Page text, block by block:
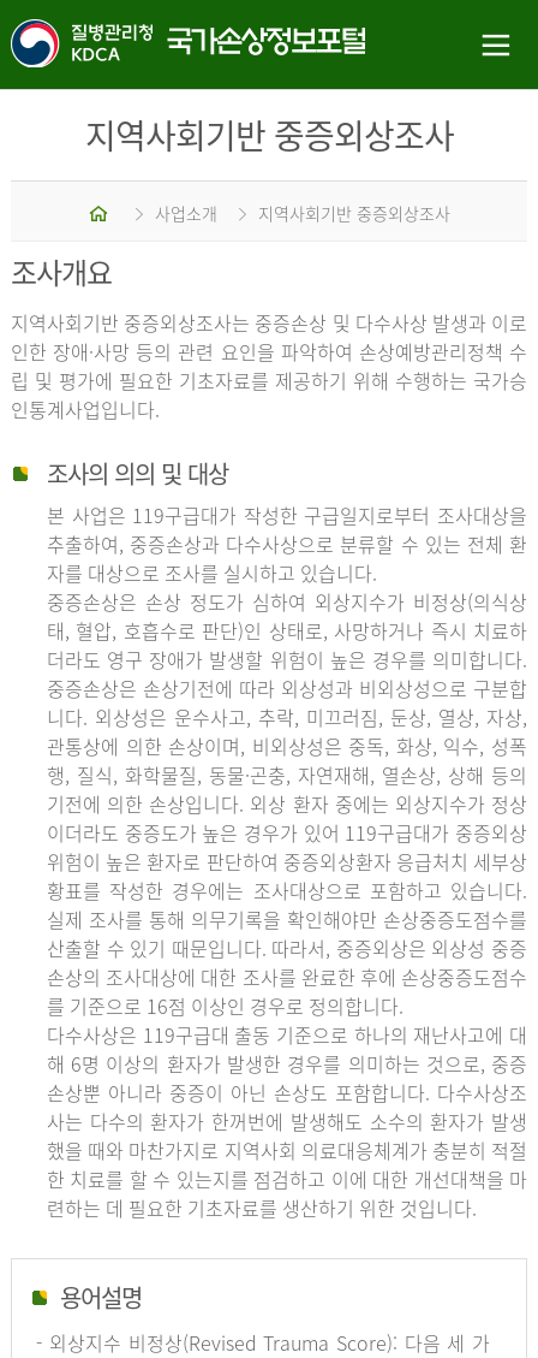
지역사회기반 중증외상조사
홈 사업소개 지역사회기반 중증외상조사
조사개요
지역사회기반 중증외상조사는 중증손상 및 다수사상 발생과 이로
인한 장애·사망 등의 관련 요인을 파악하여 손상예방관리정책 수
립 및 평가에 필요한 기초자료를 제공하기 위해 수행하는 국가승
인통계사업입니다.
조사의 의의 및 대상
본 사업은 119구급대가 작성한 구급일지로부터 조사대상을
추출하여, 중증손상과 다수사상으로 분류할 수 있는 전체 환
자를 대상으로 조사를 실시하고 있습니다.
중증손상은 손상 정도가 심하여 외상지수가 비정상(의식상
태, 혈압, 호흡수로 판단)인 상태로, 사망하거나 즉시 치료하
더라도 영구 장애가 발생할 위험이 높은 경우를 의미합니다.
중증손상은 손상기전에 따라 외상성과 비외상성으로 구분합
니다. 외상성은 운수사고, 추락, 미끄러짐, 둔상, 열상, 자상,
관통상에 의한 손상이며, 비외상성은 중독, 화상, 익수, 성폭
행, 질식, 화학물질, 동물·곤충, 자연재해, 열손상, 상해 등의
기전에 의한 손상입니다. 외상 환자 중에는 외상지수가 정상
이더라도 중증도가 높은 경우가 있어 119구급대가 중증외상
위험이 높은 환자로 판단하여 중증외상환자 응급처치 세부상
황표를 작성한 경우에는 조사대상으로 포함하고 있습니다.
실제 조사를 통해 의무기록을 확인해야만 손상중증도점수를
산출할 수 있기 때문입니다. 따라서, 중증외상은 외상성 중증
손상의 조사대상에 대한 조사를 완료한 후에 손상중증도점수
를 기준으로 16점 이상인 경우로 정의합니다.
다수사상은 119구급대 출동 기준으로 하나의 재난사고에 대
해 6명 이상의 환자가 발생한 경우를 의미하는 것으로, 중증
손상뿐 아니라 중증이 아닌 손상도 포함합니다. 다수사상조
사는 다수의 환자가 한꺼번에 발생해도 소수의 환자가 발생
했을 때와 마찬가지로 지역사회 의료대응체계가 충분히 적절
한 치료를 할 수 있는지를 점검하고 이에 대한 개선대책을 마
련하는 데 필요한 기초자료를 생산하기 위한 것입니다.
용어설명
- 외상지수 비정상(Revised Trauma Score): 다음 세 가